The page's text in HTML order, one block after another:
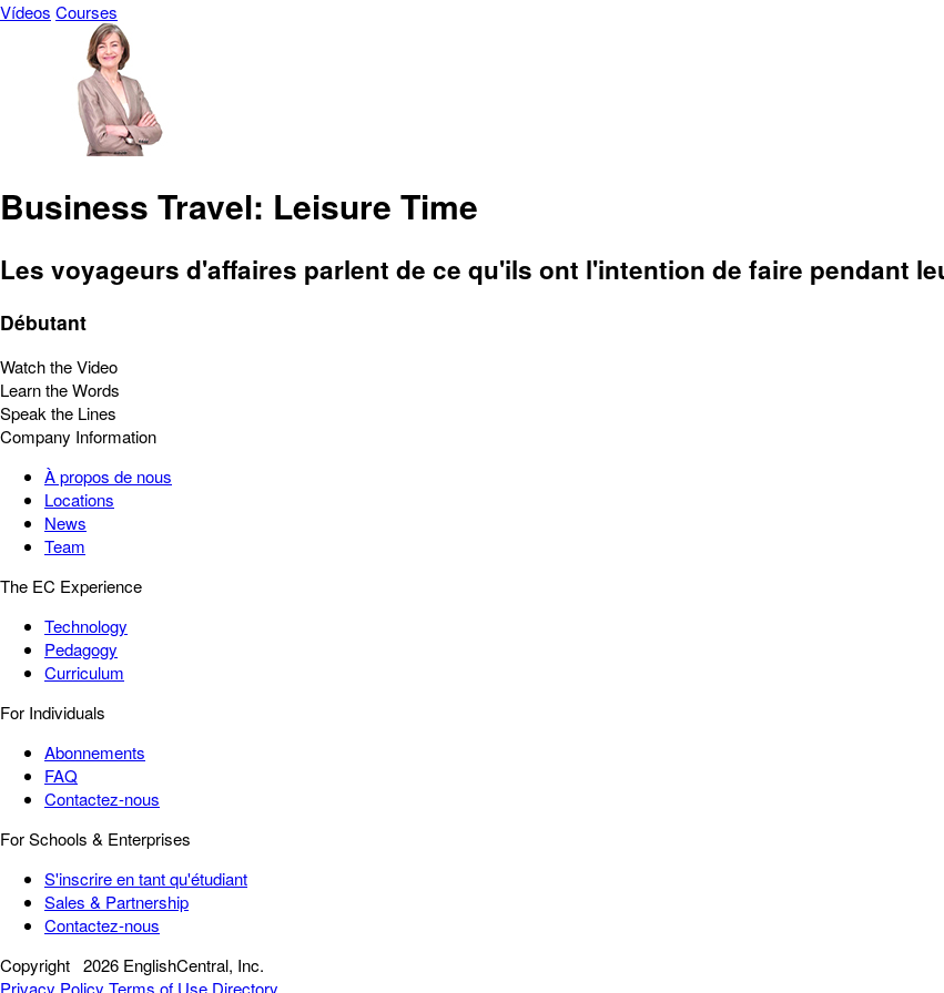
Vídeos Courses
Business Travel: Leisure Time
Les voyageurs d'affaires parlent de ce qu'ils ont l'intention de faire pendant
Débutant
Watch the Video
Learn the Words
Speak the Lines
Company Information
À propos de nous
Locations
News
Team
The EC Experience
Technology
Pedagogy
Curriculum
For Individuals
Abonnements
FAQ
Contactez-nous
For Schools & Enterprises
S'inscrire en tant qu'étudiant
Sales & Partnership
Contactez-nous
Copyright 2026 EnglishCentral, Inc.